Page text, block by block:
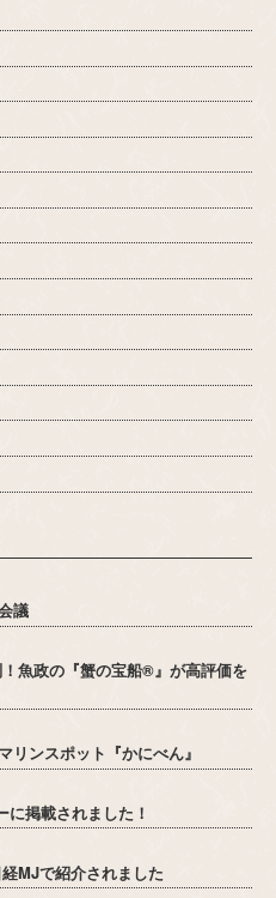
議
魚政の『蟹の宝船®』が高評価を
リンスポット『かにべん』
に掲載されました！
MJで紹介されました